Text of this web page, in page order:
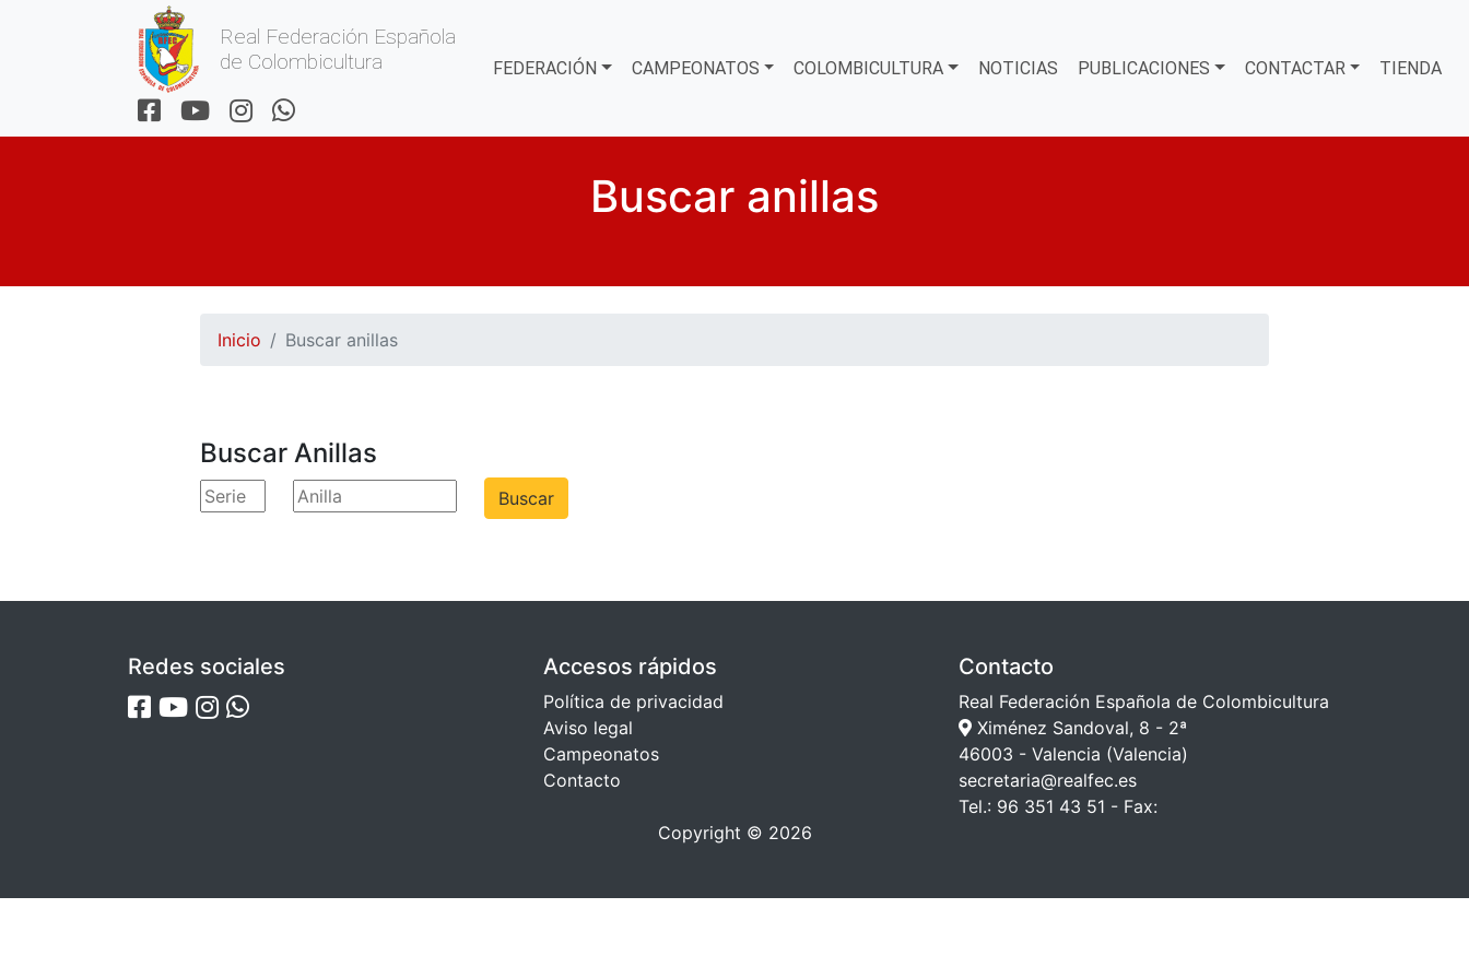
Real Federación Española
de Colombicultura
FEDERACIÓN CAMPEONATOS COLOMBICULTURA NOTICIAS PUBLICACIONES CONTACTAR TIENDA
Buscar anillas
Inicio Buscar anillas
Buscar Anillas
Buscar
Redes sociales Accesos rápidos
Política de privacidad
Aviso legal
Campeonatos
Contacto
Contacto
Real Federación Española de Colombicultura
Ximénez Sandoval, 8 - 2ª
46003 - Valencia (Valencia)
secretaria@realfec.es
Tel.: 96 351 43 51 - Fax:
Copyright © 2026